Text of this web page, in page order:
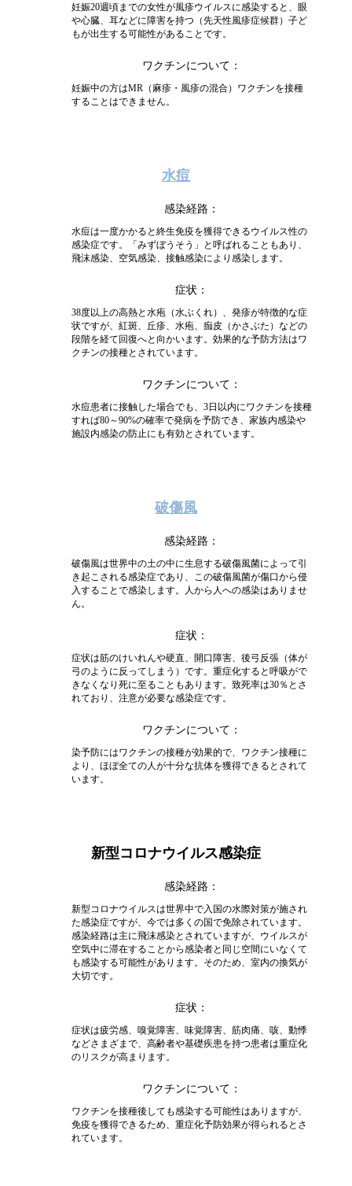
妊娠20週頃までの女性が風疹ウイルスに感染すると、眼
や心臓、耳などに障害を持つ（先天性風疹症候群）子ど
もが出生する可能性があることです。
ワクチンについて
妊娠中の方はMR（麻疹・風疹の混合）ワクチンを接種
することはできません。
水痘
感染経路
水痘は一度かかると終生免疫を獲得できるウイルス性の
感染症です。「みずぼうそう」と呼ばれることもあり、
飛沫感染、空気感染、接触感染により感染します。
症状
38度以上の高熱と水疱（水ぶくれ）、発疹が特徴的な症
状ですが、紅斑、丘疹、水疱、痂皮（かさぶた）などの
段階を経て回復へと向かいます。効果的な予防方法はワ
クチンの接種とされています。
ワクチンについて
水痘患者に接触した場合でも、3日以内にワクチンを接種
すれば80～90%の確率で発病を予防でき、家族内感染や
施設内感染の防止にも有効とされています。
破傷風
感染経路
破傷風は世界中の土の中に生息する破傷風菌によって引
き起こされる感染症であり、この破傷風菌が傷口から侵
入することで感染します。人から人への感染はありませ
ん。
症状
症状は筋のけいれんや硬直、開口障害、後弓反張（体が
弓のように反ってしまう）です。重症化すると呼吸がで
きなくなり死に至ることもあります。致死率は30％とさ
れており、注意が必要な感染症です。
ワクチンについて
染予防にはワクチンの接種が効果的で、ワクチン接種に
より、ほぼ全ての人が十分な抗体を獲得できるとされて
います。
新型コロナウイルス感染症
感染経路
新型コロナウイルスは世界中で入国の水際対策が施され
た感染症ですが、今では多くの国で免除されています。
感染経路は主に飛沫感染とされていますが、ウイルスが
空気中に滞在することから感染者と同じ空間にいなくて
も感染する可能性があります。そのため、室内の換気が
大切です。
症状
症状は疲労感、嗅覚障害、味覚障害、筋肉痛、咳、動悸
などさまざまで、高齢者や基礎疾患を持つ患者は重症化
のリスクが高まります。
ワクチンについて
ワクチンを接種後しても感染する可能性はありますが、
免疫を獲得できるため、重症化予防効果が得られるとさ
れています。